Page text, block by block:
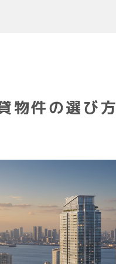
物件の選び方